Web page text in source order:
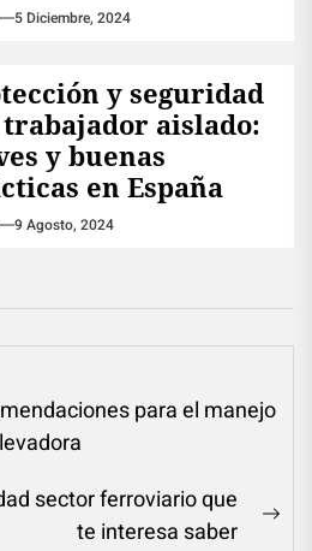
5 Diciembre, 2024
y seguridad
aislado:
y buenas
en España
9 Agosto, 2024
para el manejo
sector ferroviario que
te interesa saber